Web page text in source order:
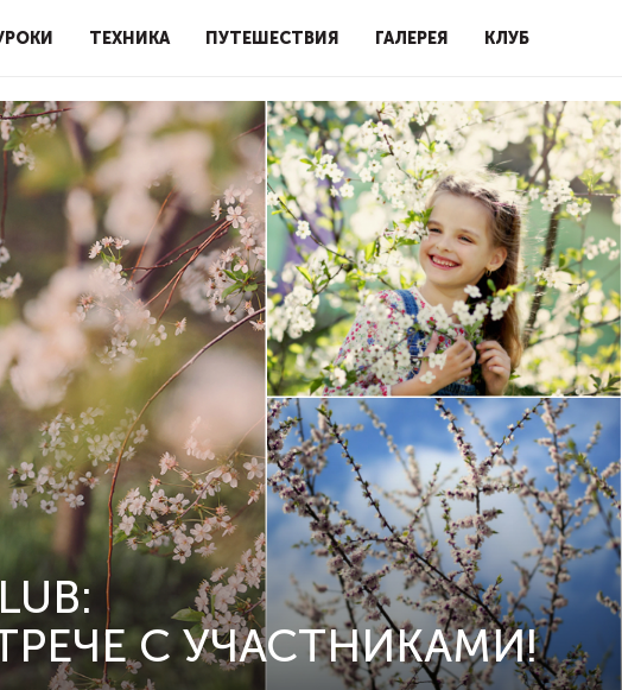
ТЕХНИКА ПУТЕШЕСТВИЯ ГАЛЕРЕЯ КЛУБ
С УЧАСТНИКАМИ!